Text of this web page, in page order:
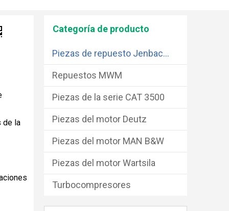
de la
Categoría de producto
Piezas de repuesto Jenbacher
Repuestos MWM
Piezas de la serie CAT 3500
Piezas del motor Deutz
Piezas del motor MAN B&W
Piezas del motor Wartsila
Turbocompresores